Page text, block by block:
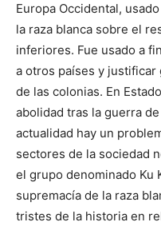
Europa Occidental,
la raza blanca sobre el
inferiores. Fue usado a
a otros países y justificar
de las colonias. En
abolidad tras la guerra
actualidad hay un
sectores de la sociedad
el grupo denominado Ku
supremacía de la raza
tristes de la historia en